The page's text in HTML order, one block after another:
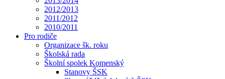
2012/2013
2011/2012
2010/2011
Pro rodiče
Organizace šk. roku
Školská rada
Školní spolek Komenský
Stanovy ŠSK